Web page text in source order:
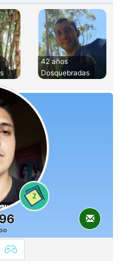
42 años
Dosquebradas
2